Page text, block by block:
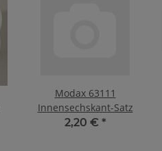
Modax 63111
Innensechskant-Satz
2,20 € *